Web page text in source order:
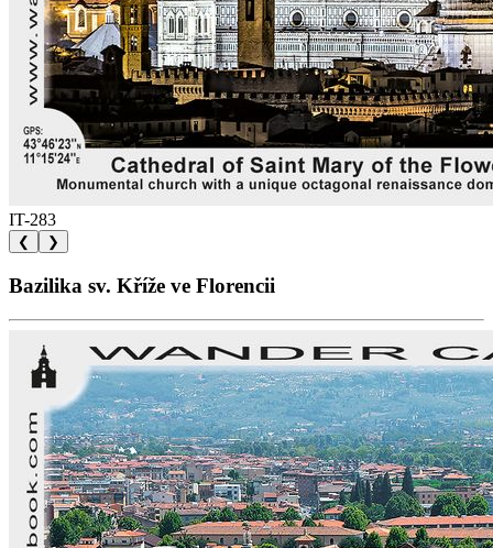
IT-283
❮ ❯
Bazilika sv. Kříže ve Florencii